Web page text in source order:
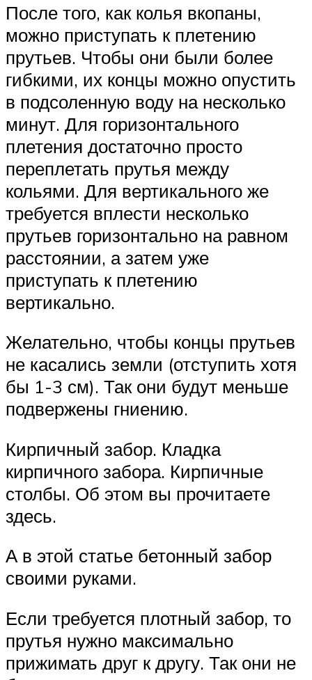
После того, как колья вкопаны,
можно приступать к плетению
прутьев. Чтобы они были более
гибкими, их концы можно опустить
в подсоленную воду на несколько
минут. Для горизонтального
плетения достаточно просто
переплетать прутья между
кольями. Для вертикального же
требуется вплести несколько
прутьев горизонтально на равном
расстоянии, а затем уже
приступать к плетению
вертикально.
Желательно, чтобы концы прутьев
не касались земли (отступить хотя
бы 1-3 см). Так они будут меньше
подвержены гниению.
Кирпичный забор. Кладка
кирпичного забора. Кирпичные
столбы. Об этом вы прочитаете
здесь.
А в этой статье бетонный забор
своими руками.
Если требуется плотный забор, то
прутья нужно максимально
прижимать друг к другу. Так они не